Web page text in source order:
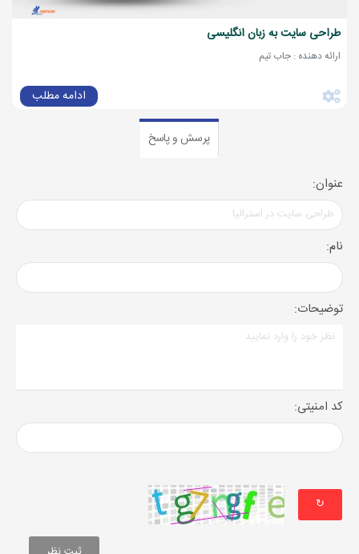
طراحی سایت به زبان انگلیسی
ارائه دهنده : جاب تیم
ادامه مطلب
پرسش و پاسخ
عنوان:
نام:
توضیحات:
کد امنیتی:
↻